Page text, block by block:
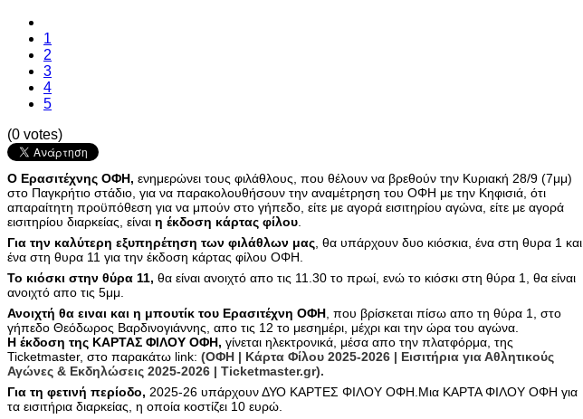
1
2
3
4
5
(0 votes)
Ο Ερασιτέχνης ΟΦΗ, ενημερώνει τους φιλάθλους, που θέλουν να βρεθούν την Κυριακή 28/9 (7μμ)
στο Παγκρήτιο στάδιο, για να παρακολουθήσουν την αναμέτρηση του ΟΦΗ με την Κηφισιά, ότι
απαραίτητη προϋπόθεση για να μπούν στο γήπεδο, είτε με αγορά εισιτηρίου αγώνα, είτε με αγορά
εισιτηρίου διαρκείας, είναι η έκδοση κάρτας φίλου
Για την καλύτερη εξυπηρέτηση των φιλάθλων μας , θα υπάρχουν δυο κιόσκια, ένα στη θυρα 1 και
ένα στη θυρα 11 για την έκδοση κάρτας φίλου ΟΦΗ.
Το κιόσκι στην θύρα 11, θα είναι ανοιχτό απο τις 11.30 το πρωί, ενώ το κιόσκι στη θύρα 1, θα είναι
ανοιχτό απο τις 5μμ.
Ανοιχτή θα ειναι και η μπουτίκ του Ερασιτέχνη ΟΦΗ , που βρίσκεται πίσω απο τη θύρα 1, στο
γήπεδο Θεόδωρος Βαρδινογιάννης, απο τις 12 το μεσημέρι, μέχρι και την ώρα του αγώνα.
Η έκδοση της ΚΑΡΤΑΣ ΦΙΛΟΥ ΟΦΗ, γίνεται ηλεκτρονικά, μέσα απο την πλατφόρμα, της
Ticketmaster, στο παρακάτω link: (ΟΦΗ | Κάρτα Φίλου 2025-2026 | Εισιτήρια για Αθλητικούς
Αγώνες & Εκδηλώσεις 2025-2026 | Ticketmaster.gr).
Για τη φετινή περίοδο, 2025-26 υπάρχουν ΔΥΟ ΚΑΡΤΕΣ ΦΙΛΟΥ ΟΦΗ.Μια ΚΑΡΤΑ ΦΙΛΟΥ ΟΦΗ για
τα εισιτήρια διαρκείας, η οποία κοστίζει 10 ευρώ.